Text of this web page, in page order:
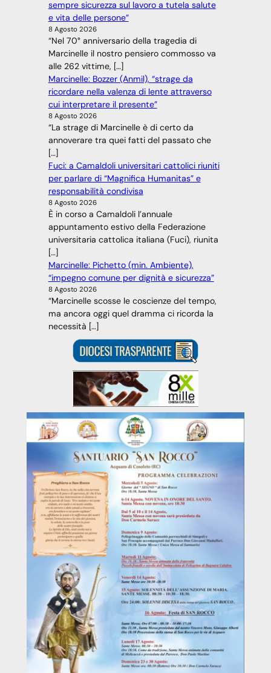
sempre sicurezza sul lavoro a tutela salute
e vita delle persone”
8 Agosto 2026
“Nel 70° anniversario della tragedia di
Marcinelle il nostro pensiero commosso va
alle 262 vittime, […]
Marcinelle: Bozzer (Anmil), “strage da
ricordare nella valenza di lente attraverso
cui interpretare il presente”
8 Agosto 2026
“La strage di Marcinelle è di certo da
annoverare tra quei fatti del passato che
[…]
Fuci: a Camaldoli universitari cattolici riuniti
per parlare di “Magnifica Humanitas” e
responsabilità condivisa
8 Agosto 2026
È in corso a Camaldoli l’annuale
appuntamento estivo della Federazione
universitaria cattolica italiana (Fuci), riunita
[…]
Marcinelle: Pichetto (min. Ambiente),
“impegno comune per dignità e sicurezza”
8 Agosto 2026
“Marcinelle scosse le coscienze del tempo,
ma ancora oggi quel dramma ci ricorda la
necessità […]